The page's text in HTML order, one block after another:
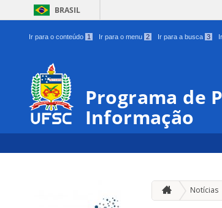
BRASIL
Ir para o conteúdo 1 Ir para o menu 2 Ir para a busca 3
Programa de
Informação
Notícias